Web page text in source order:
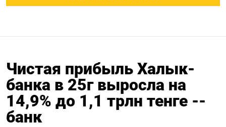
Чистая прибыль Халык-
банка в 25г выросла на
14,9% до 1,1 трлн тенге --
банк